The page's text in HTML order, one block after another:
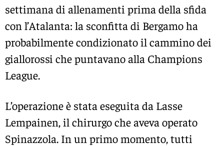
settimana di allenamenti prima della sfida
con l’Atalanta: la sconfitta di Bergamo ha
probabilmente condizionato il cammino dei
giallorossi che puntavano alla Champions
League.
L’operazione è stata eseguita da Lasse
Lempainen, il chirurgo che aveva operato
Spinazzola. In un primo momento, tutti